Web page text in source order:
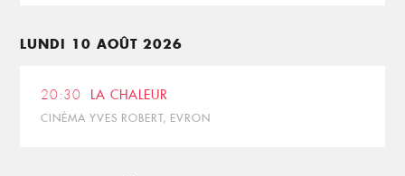
LUNDI 10 AOÛT 2026
20:30 LA CHALEUR
CINÉMA YVES ROBERT, EVRON